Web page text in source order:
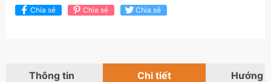
Chia sẻ Chia sẻ Chia sẻ
Thông tin Chi tiết Hướng